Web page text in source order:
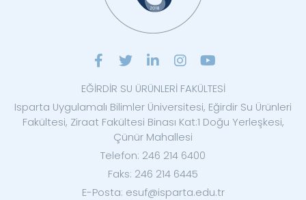
EĞİRDİR SU ÜRÜNLERİ FAKÜLTESİ
Isparta Uygulamalı Bilimler Üniversitesi, Eğirdir Su Ürünleri
Fakültesi, Ziraat Fakültesi Binası Kat:1 Doğu Yerleşkesi,
Çünür Mahallesi
Telefon: 246 214 6400
Faks: 246 214 6445
E-Posta: esuf@isparta.edu.tr